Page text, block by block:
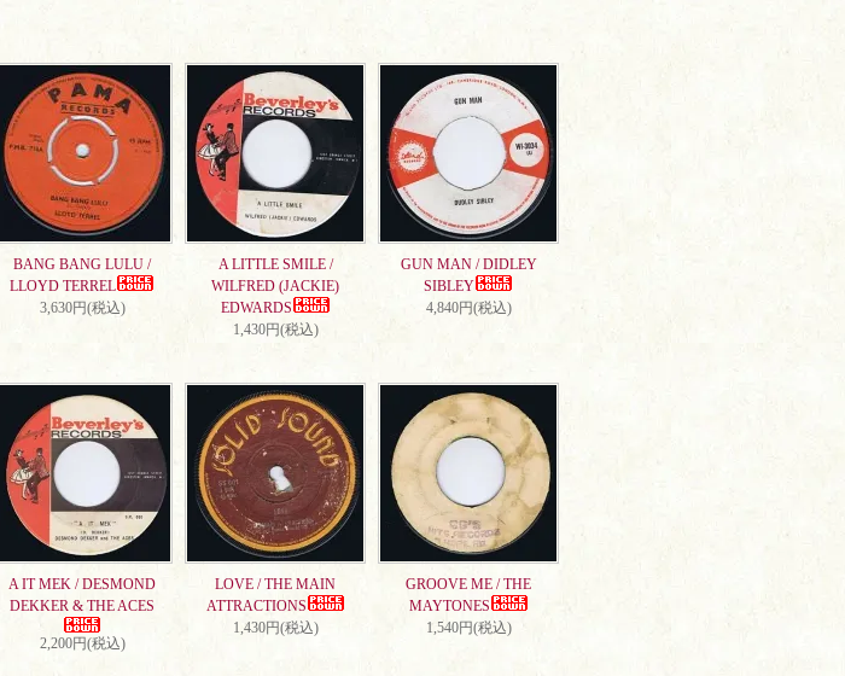
BANG BANG LULU /
LLOYD TERREL
3,630円(税込)
A LITTLE SMILE /
WILFRED (JACKIE)
EDWARDS
1,430円(税込)
GUN MAN / DIDLEY
SIBLEY
4,840円(税込)
A IT MEK / DESMOND
DEKKER & THE ACES
2,200円(税込)
LOVE / THE MAIN
ATTRACTIONS
1,430円(税込)
GROOVE ME / THE
MAYTONES
1,540円(税込)